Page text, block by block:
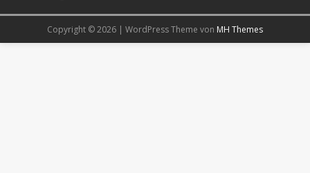
Copyright © 2026 | WordPress Theme von MH Themes